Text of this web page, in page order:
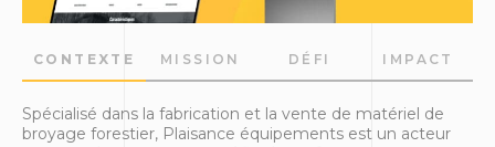
CONTEXTE MISSION DÉFI IMPACT
Spécialisé dans la fabrication et la vente de matériel de
broyage forestier, Plaisance équipements est un acteur